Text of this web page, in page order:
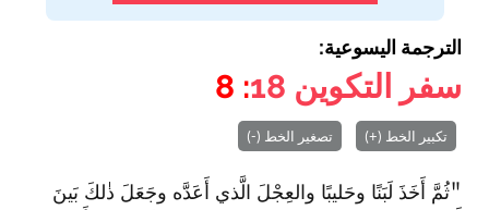
الترجمة اليسوعية:
سفر التكوين 18
: 8
تكبير الخط (+) تصغير الخط (-)
"ثُمَّ أَخَذَ لَبَنًا وحَليبًا والعِجْلَ الَّذي أَعَدَّه وجَعَلَ ذٰلكَ بَينَ